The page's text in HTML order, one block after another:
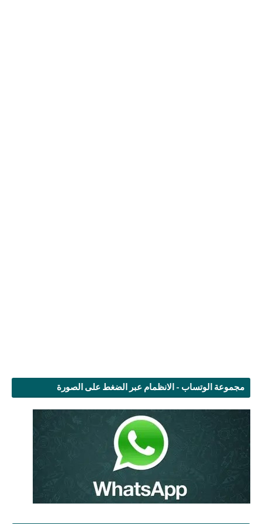
مجموعة الوتساب - الانظمام عبر الضغط على الصورة